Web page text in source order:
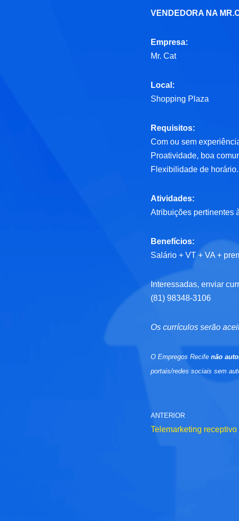
VENDEDORA NA
Empresa:
Mr. Cat
Local:
Shopping Plaza
Requisitos:
Com ou sem
Proatividade, boa
Flexibilidade de horário.
Atividades:
Atribuições pertinentes
Benefícios:
Salário + VT + VA +
Interessadas, enviar
(81) 98348-3106
Os currículos serão
O Empregos Recifenão
portais/redes sociais sem
ANTERIOR
Telemarketing receptivo